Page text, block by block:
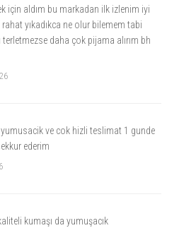
için aldım bu markadan ilk izlenim iyi
yıkadıkca ne olur bilemem tabi
daha çok pijama alırım bh
ve cok hizli teslimat 1 gunde
ederim
kumaşı da yumuşacık